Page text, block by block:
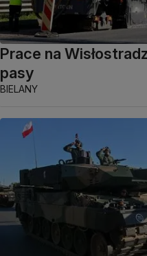
Prace na
pasy
BIELANY